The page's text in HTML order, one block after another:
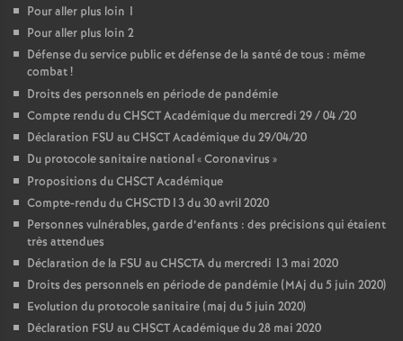
Pour aller plus loin 1
Pour aller plus loin 2
Défense du service public et défense de la santé de tous : même
combat!
Droits des personnels en période de pandémie
Compte rendu du CHSCT Académique du mercredi 29 / 04 /20
Déclaration FSU au CHSCT Académique du 29/04/20
Du protocole sanitaire national «Coronavirus »
Propositions du CHSCT Académique
Compte-rendu du CHSCTD13 du 30 avril 2020
Personnes vulnérables, garde d’enfants : des précisions qui étaient
très attendues
Déclaration de la FSU au CHSCTA du mercredi 13 mai 2020
Droits des personnels en période de pandémie (MAj du 5 juin 2020)
Evolution du protocole sanitaire (maj du 5 juin 2020)
Déclaration FSU au CHSCT Académique du 28 mai 2020